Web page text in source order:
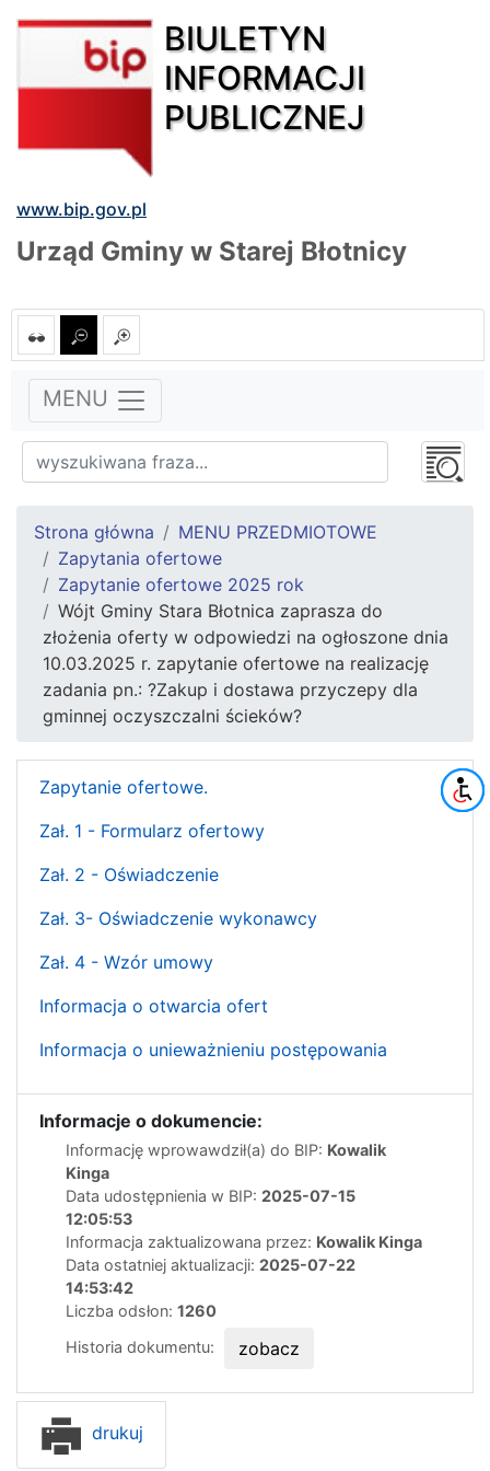
BIULETYN
INFORMACJI
PUBLICZNEJ
www.bip.gov.pl
Urząd Gminy w Starej Błotnicy
MENU
Strona główna
MENU PRZEDMIOTOWE
Zapytania ofertowe
Zapytanie ofertowe 2025 rok
Wójt Gminy Stara Błotnica zaprasza do
złożenia oferty w odpowiedzi na ogłoszone dnia
10.03.2025 r. zapytanie ofertowe na realizację
zadania pn.: ?Zakup i dostawa przyczepy dla
gminnej oczyszczalni ścieków?
Zapytanie ofertowe.
Zał. 1 - Formularz ofertowy
Zał. 2 - Oświadczenie
Zał. 3- Oświadczenie wykonawcy
Zał. 4 - Wzór umowy
Informacja o otwarcia ofert
Informacja o unieważnieniu postępowania
Informacje o dokumencie:
Informację wprowawdził(a) do BIP: Kowalik
Kinga
Data udostępnienia w BIP: 2025-07-15
12:05:53
Informacja zaktualizowana przez: Kowalik Kinga
Data ostatniej aktualizacji: 2025-07-22
14:53:42
Liczba odsłon: 1260
Historia dokumentu:
zobacz
drukuj